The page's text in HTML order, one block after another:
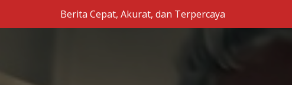
Skip to the contentBerita Cepat, Akurat, dan Terpercaya